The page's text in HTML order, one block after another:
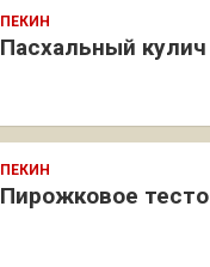
ПЕКИН
Пасхальный кулич
ПЕКИН
Пирожковое тесто